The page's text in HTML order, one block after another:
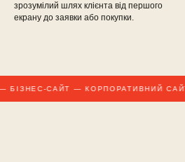
зрозумілий шлях клієнта від першого
екрану до заявки або покупки.
БІЗНЕС-САЙТ — КОРПОРАТИВНИЙ